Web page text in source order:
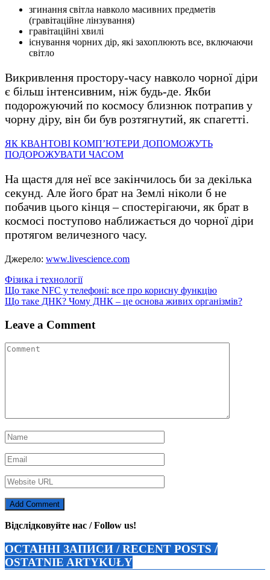
згинання світла навколо масивних предметів
(гравітаційне лінзування)
гравітаційні хвилі
існування чорних дір, які захоплюють все, включаючи
світло
Викривлення простору-часу навколо чорної діри
є більш інтенсивним, ніж будь-де. Якби
подорожуючий по космосу близнюк потрапив у
чорну діру, він би був розтягнутий, як спагетті.
ЯК КВАНТОВІ КОМП’ЮТЕРИ ДОПОМОЖУТЬ
ПОДОРОЖУВАТИ ЧАСОМ
На щастя для неї все закінчилось би за декілька
секунд. Але його брат на Землі ніколи б не
побачив цього кінця – спостерігаючи, як брат в
космосі поступово наближається до чорної діри
протягом величезного часу.
Джерело: www.livescience.com
Фізика і технології
Навігація
записів
Що таке NFC у телефоні: все про корисну функцію
Що таке ДНК? Чому ДНК – це основа живих організмів?
Leave a Comment
Відслідковуйте нас / Follow us!
ОСТАННІ ЗАПИСИ / RECENT POSTS /
OSTATNIE ARTYKUŁY